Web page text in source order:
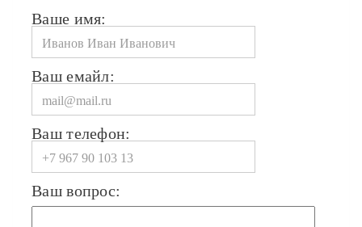
Ваше имя:
Ваш емайл:
Ваш телефон:
Ваш вопрос: